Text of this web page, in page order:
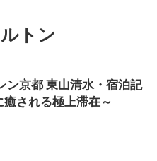
トン
ン京都 東山清水・宿泊記
癒される極上滞在～